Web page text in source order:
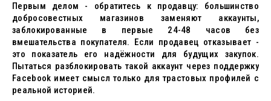
Первым делом - обратитесь к продавцу: большинство
добросовестных магазинов заменяют аккаунты,
заблокированные в первые 24-48 часов без
вмешательства покупателя. Если продавец отказывает -
это показатель его надёжности для будущих закупок.
Пытаться разблокировать такой аккаунт через поддержку
Facebook имеет смысл только для трастовых профилей с
реальной историей.